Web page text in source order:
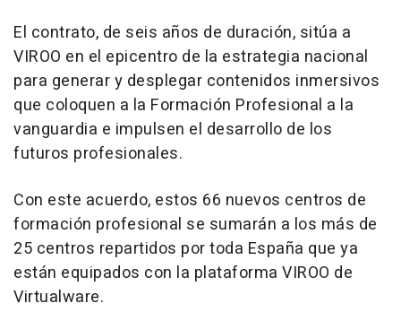
El contrato, de seis años de duración, sitúa a
VIROO en el epicentro de la estrategia nacional
para generar y desplegar contenidos inmersivos
que coloquen a la Formación Profesional a la
vanguardia e impulsen el desarrollo de los
futuros profesionales.
Con este acuerdo, estos 66 nuevos centros de
formación profesional se sumarán a los más de
25 centros repartidos por toda España que ya
están equipados con la plataforma VIROO de
Virtualware.